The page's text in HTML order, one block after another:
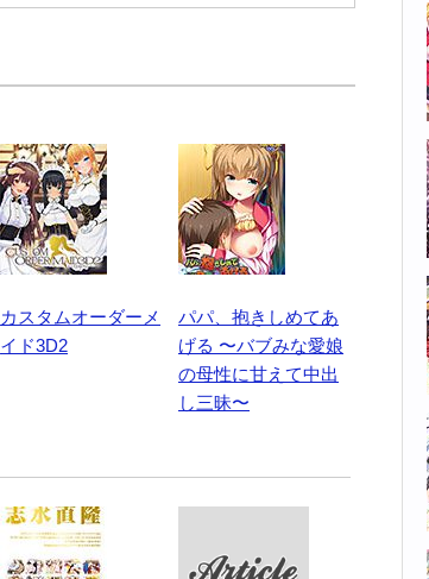
カスタムオーダーメ
イド3D2
パパ、抱きしめてあ
げる 〜バブみな愛娘
の母性に甘えて中出
し三昧〜